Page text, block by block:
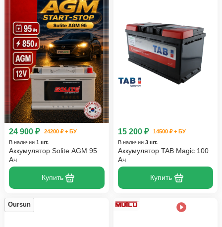
24 900 ₽
24200 ₽ + БУ
В наличии 1 шт.
Аккумулятор Solite AGM 95
Ач
Купить
15 200 ₽
14500 ₽ + БУ
В наличии 3 шт.
Аккумулятор TAB Magic 100
Ач
Купить
Oursun